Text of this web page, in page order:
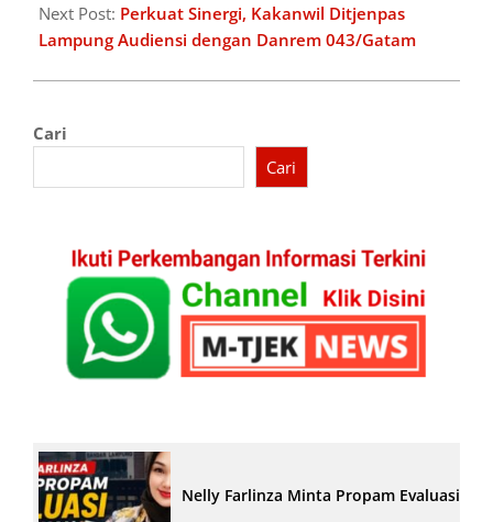
Next Post: Perkuat Sinergi, Kakanwil Ditjenpas
Lampung Audiensi dengan Danrem 043/Gatam
Cari
Cari
Nelly Farlinza Minta Propam Evaluasi